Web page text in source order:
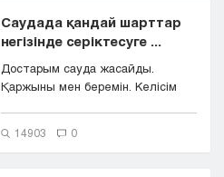
Саудада қандай шарттар
негізінде серіктесуге ...
Достарым сауда жасайды.
Қаржыны мен беремін. Келісім
14903 0